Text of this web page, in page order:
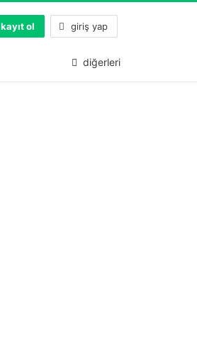
kayıt ol giriş yap
diğerleri